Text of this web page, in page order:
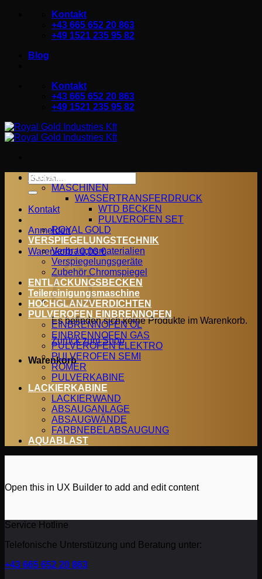
Kontakt
+43 665 652 20 863
+49 1521 235 95 82
Blog
Kontakt
+43 665 652 20 863
+49 1521 235 95 82
Suchen
nach:
Kontakt
Anmelden
Warenkorb /0,00€
Es befinden sich keine Produkte im Warenkorb.
Zurück zum Shop
Warenkorb
ROYAL GOLD
MASCHINEN
WASSERTRANSFERDRUCK
WTD BECKEN
PULVEROFEN SET
ROYAL GOLD
VERSPIEGELUNGSTECHNIK
Verbrauchsmaterialien
Verspiegelungsgeräte
Zubehör Chromspiegel
ENTLACKUNGSBECKEN
Teilereinigungsmaschine
HOCHGLANZVERDICHTEN
PULVEROFEN EINBRENNOFEN
EINBRENNOFEN ÖL
EINBRENNOFEN GAS
PULVEROFEN ELEKTRO
PULVEROFEN SEMI
ROMER
PULVERKABINE
LACKIERKABINE
LACKIERWAND
ABSAUGANLAGE
ABSAUGWÄNDE
FARBNEBELABSAUGUNG
AQUABLAST
Open this in UX Builder to add and edit content
Service Hotline
Telefonische Unterstützung und Beratung unter:
+43 665 652 20 863